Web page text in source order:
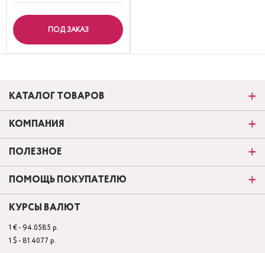
ПОД ЗАКАЗ
КАТАЛОГ ТОВАРОВ
КОМПАНИЯ
ПОЛЕЗНОЕ
ПОМОЩЬ ПОКУПАТЕЛЮ
КУРСЫ ВАЛЮТ
1 € - 94.0585 р.
1 $ - 81.4077 р.